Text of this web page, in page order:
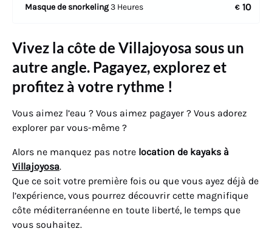
Masque de snorkeling3 Heures € 10
Vivez la côte de Villajoyosa sous un
autre angle. Pagayez, explorez et
profitez à votre rythme !
Vous aimez l’eau ? Vous aimez pagayer ? Vous adorez
explorer par vous-même ?
Alors ne manquez pas notre location de kayaks à
Villajoyosa.
Que ce soit votre première fois ou que vous ayez déjà de
l’expérience, vous pourrez découvrir cette magnifique
côte méditerranéenne en toute liberté, le temps que
vous souhaitez.